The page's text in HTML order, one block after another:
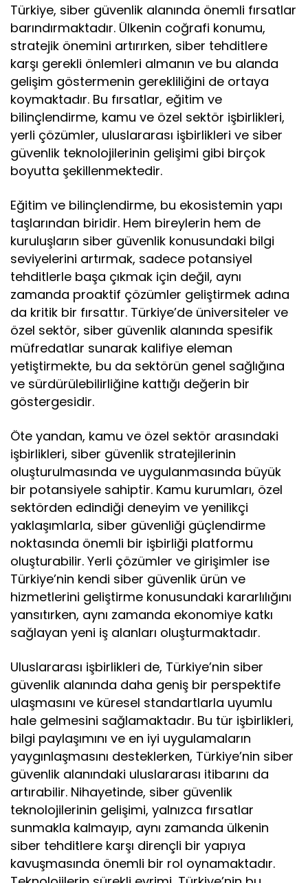
Türkiye, siber güvenlik alanında önemli fırsatlar
barındırmaktadır. Ülkenin coğrafi konumu,
stratejik önemini artırırken, siber tehditlere
karşı gerekli önlemleri almanın ve bu alanda
gelişim göstermenin gerekliliğini de ortaya
koymaktadır. Bu fırsatlar, eğitim ve
bilinçlendirme, kamu ve özel sektör işbirlikleri,
yerli çözümler, uluslararası işbirlikleri ve siber
güvenlik teknolojilerinin gelişimi gibi birçok
boyutta şekillenmektedir.
Eğitim ve bilinçlendirme, bu ekosistemin yapı
taşlarından biridir. Hem bireylerin hem de
kuruluşların siber güvenlik konusundaki bilgi
seviyelerini artırmak, sadece potansiyel
tehditlerle başa çıkmak için değil, aynı
zamanda proaktif çözümler geliştirmek adına
da kritik bir fırsattır. Türkiye’de üniversiteler ve
özel sektör, siber güvenlik alanında spesifik
müfredatlar sunarak kalifiye eleman
yetiştirmekte, bu da sektörün genel sağlığına
ve sürdürülebilirliğine kattığı değerin bir
göstergesidir.
Öte yandan, kamu ve özel sektör arasındaki
işbirlikleri, siber güvenlik stratejilerinin
oluşturulmasında ve uygulanmasında büyük
bir potansiyele sahiptir. Kamu kurumları, özel
sektörden edindiği deneyim ve yenilikçi
yaklaşımlarla, siber güvenliği güçlendirme
noktasında önemli bir işbirliği platformu
oluşturabilir. Yerli çözümler ve girişimler ise
Türkiye’nin kendi siber güvenlik ürün ve
hizmetlerini geliştirme konusundaki kararlılığını
yansıtırken, aynı zamanda ekonomiye katkı
sağlayan yeni iş alanları oluşturmaktadır.
Uluslararası işbirlikleri de, Türkiye’nin siber
güvenlik alanında daha geniş bir perspektife
ulaşmasını ve küresel standartlarla uyumlu
hale gelmesini sağlamaktadır. Bu tür işbirlikleri,
bilgi paylaşımını ve en iyi uygulamaların
yaygınlaşmasını desteklerken, Türkiye’nin siber
güvenlik alanındaki uluslararası itibarını da
artırabilir. Nihayetinde, siber güvenlik
teknolojilerinin gelişimi, yalnızca fırsatlar
sunmakla kalmayıp, aynı zamanda ülkenin
siber tehditlere karşı dirençli bir yapıya
kavuşmasında önemli bir rol oynamaktadır.